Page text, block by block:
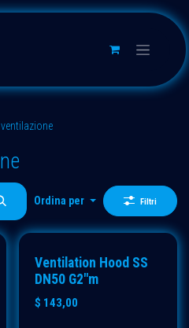
Ordina per Filtri
Ventilation Hood SS
DN50 G2"m
$ 143,00